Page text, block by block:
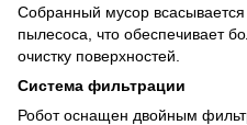
Собранный мусор
пылесоса, что обеспечивает
очистку поверхностей.
Система фильтрации
Робот оснащен двойным